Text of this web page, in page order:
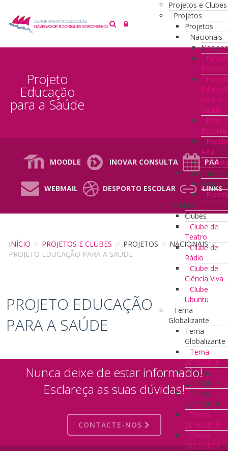
Projetos e Clubes
Projetos
Projetos
Nacionais
Escolar
para a
Saúde
Eco-
Escolas
Escola
Azul
Clubes
Clubes
Clube de
Teatro
Clube de
Rádio
Clube de
Ciência Viva
Clube
Ubuntu
Tema
Globalizante
Tema
Globalizante
Tema
2015/2016
Tema
2016/2017
Tema
2017/2018
Tema
2018/2019
Tema
2022/2023
Projeto
Educação
para a Saúde
MOODLE INOVAR CONSULTA PAA
WEBMAIL DESPORTO ESCOLAR LINKS
INÍCIO // PROJETOS E CLUBES // PROJETOS // NACIONAIS //
PROJETO EDUCAÇÃO PARA A SAÚDE
PROJETO EDUCAÇÃO
PARA A SAÚDE
Nunca deixe de estar informado!
Esclareça as suas dúvidas!
CONTACTE-NOS